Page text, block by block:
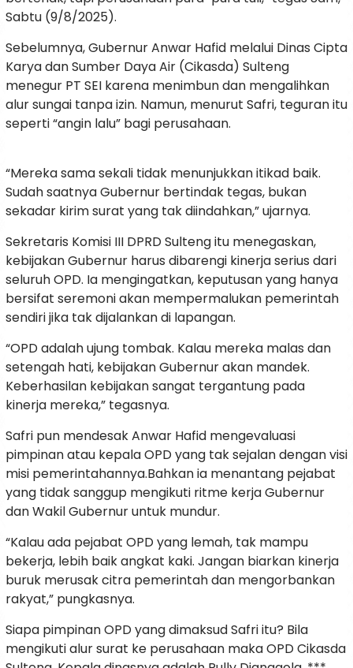
Sabtu (9/8/2025).
Sebelumnya, Gubernur Anwar Hafid melalui Dinas Cipta
Karya dan Sumber Daya Air (Cikasda) Sulteng
menegur PT SEI karena menimbun dan mengalihkan
alur sungai tanpa izin. Namun, menurut Safri, teguran itu
seperti “angin lalu” bagi perusahaan.
“Mereka sama sekali tidak menunjukkan itikad baik.
Sudah saatnya Gubernur bertindak tegas, bukan
sekadar kirim surat yang tak diindahkan,” ujarnya.
Sekretaris Komisi III DPRD Sulteng itu menegaskan,
kebijakan Gubernur harus dibarengi kinerja serius dari
seluruh OPD. Ia mengingatkan, keputusan yang hanya
bersifat seremoni akan mempermalukan pemerintah
sendiri jika tak dijalankan di lapangan.
“OPD adalah ujung tombak. Kalau mereka malas dan
setengah hati, kebijakan Gubernur akan mandek.
Keberhasilan kebijakan sangat tergantung pada
kinerja mereka,” tegasnya.
Safri pun mendesak Anwar Hafid mengevaluasi
pimpinan atau kepala OPD yang tak sejalan dengan visi
misi pemerintahannya.Bahkan ia menantang pejabat
yang tidak sanggup mengikuti ritme kerja Gubernur
dan Wakil Gubernur untuk mundur.
“Kalau ada pejabat OPD yang lemah, tak mampu
bekerja, lebih baik angkat kaki. Jangan biarkan kinerja
buruk merusak citra pemerintah dan mengorbankan
rakyat,” pungkasnya.
Siapa pimpinan OPD yang dimaksud Safri itu? Bila
mengikuti alur surat ke perusahaan maka OPD Cikasda